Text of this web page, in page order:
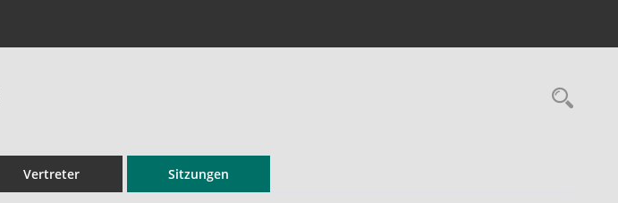
Vertreter Sitzungen